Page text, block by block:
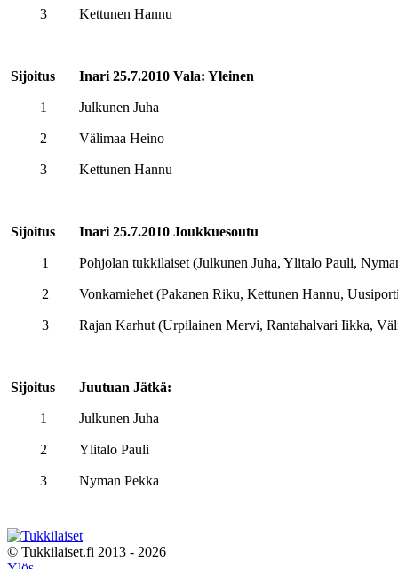
3 Kettunen Hannu
Sijoitus Inari 25.7.2010 Vala: Yleinen
1 Julkunen Juha
2 Välimaa Heino
3 Kettunen Hannu
Sijoitus Inari 25.7.2010 Joukkuesoutu
1 Pohjolan tukkilaiset (Julkunen Juha, Ylitalo Pauli,
2 Vonkamiehet (Pakanen Riku, Kettunen Hannu,
3 Rajan Karhut (Urpilainen Mervi, Rantahalvari Iikka,
Sijoitus Juutuan Jätkä:
1 Julkunen Juha
2 Ylitalo Pauli
3 Nyman Pekka
© Tukkilaiset.fi 2013 - 2026